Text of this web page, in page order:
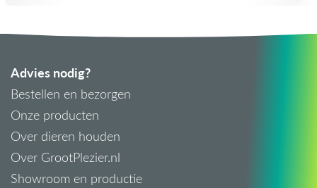
Advies nodig?
Bestellen en bezorgen
Onze producten
Over dieren houden
Over GrootPlezier.nl
Showroom en productie